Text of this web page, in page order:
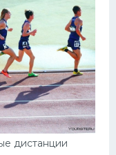
дистанции